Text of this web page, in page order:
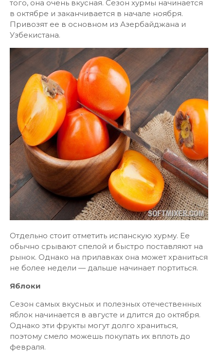
того, она очень вкусная. Сезон хурмы начинается
в октябре и заканчивается в начале ноября.
Привозят ее в основном из Азербайджана и
Узбекистана.
Отдельно стоит отметить испанскую хурму. Ее
обычно срывают спелой и быстро поставляют на
рынок. Однако на прилавках она может храниться
не более недели — дальше начинает портиться.
Яблоки
Сезон самых вкусных и полезных отечественных
яблок начинается в августе и длится до октября.
Однако эти фрукты могут долго храниться,
поэтому смело можешь покупать их вплоть до
февраля.